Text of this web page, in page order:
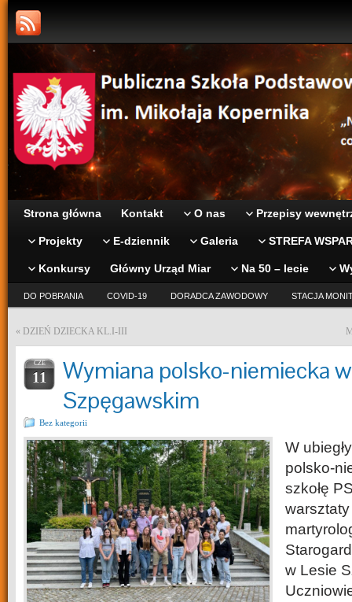
Strona główna Kontakt O nas Przepisy
Projekty E-dziennik Galeria STREFA
Konkursy Główny Urząd Miar Na 50 – lecie
DO POBRANIA COVID-19 DORADCA ZAWODOWY STACJA
« DZIEŃ DZIECKA KL.I-III
CZE
11
Wymiana polsko-niemiecka
Szpęgawskim
Bez kategorii
W
polsko-
szkołę
w Lesie